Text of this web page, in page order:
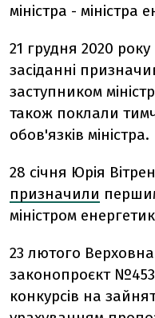
міністра - міністра
21 грудня 2020
засіданні
заступником
також поклали
обов'язків міністра.
28 січня Юрія
призначили
міністром
23 лютого
законопроєкт
конкурсів на